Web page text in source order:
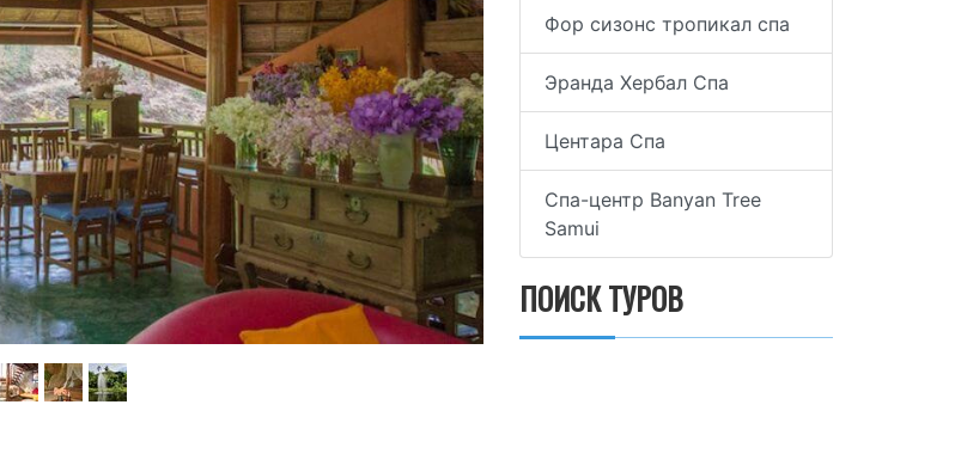
Фор сизонс тропикал спа
Эранда Хербал Спа
Центара Спа
Спа-центр Banyan Tree
Samui
ПОИСК ТУРОВ